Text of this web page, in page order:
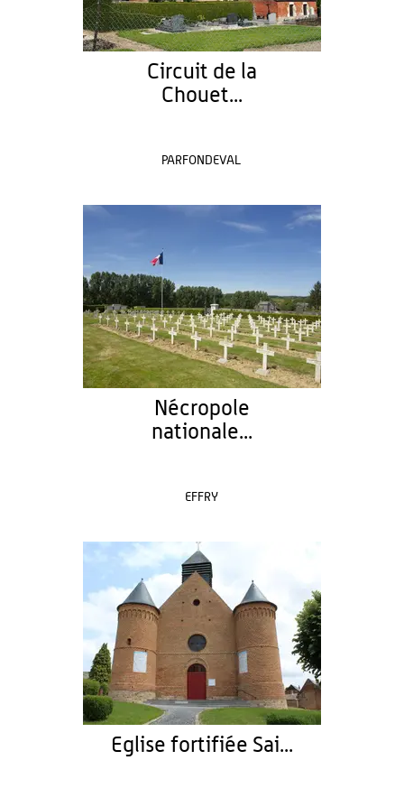
Circuit de la
Chouet...
PARFONDEVAL
Nécropole
nationale...
EFFRY
Eglise fortifiée Sai...